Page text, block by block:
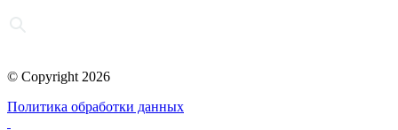
© Copyright 2026
Политика обработки данных